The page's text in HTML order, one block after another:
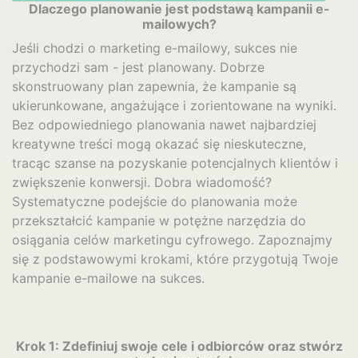
Dlaczego planowanie jest podstawą kampanii e-
mailowych?
Jeśli chodzi o marketing e-mailowy, sukces nie
przychodzi sam - jest planowany. Dobrze
skonstruowany plan zapewnia, że kampanie są
ukierunkowane, angażujące i zorientowane na wyniki.
Bez odpowiedniego planowania nawet najbardziej
kreatywne treści mogą okazać się nieskuteczne,
tracąc szanse na pozyskanie potencjalnych klientów i
zwiększenie konwersji. Dobra wiadomość?
Systematyczne podejście do planowania może
przekształcić kampanie w potężne narzędzia do
osiągania celów marketingu cyfrowego. Zapoznajmy
się z podstawowymi krokami, które przygotują Twoje
kampanie e-mailowe na sukces.
Krok 1: Zdefiniuj swoje cele i odbiorców oraz stwórz